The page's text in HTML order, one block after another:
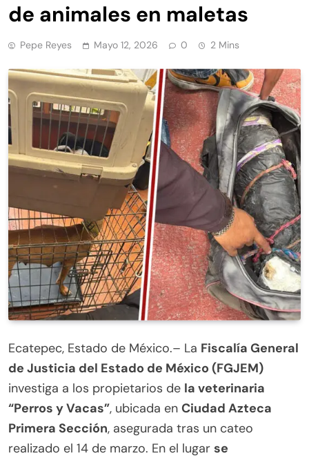
de animales en maletas
Pepe Reyes Mayo 12, 2026 0 2 Mins
Ecatepec, Estado de México.– La Fiscalía General
de Justicia del Estado de México (FGJEM)
investiga a los propietarios de la veterinaria
“Perros y Vacas”, ubicada en Ciudad Azteca
Primera Sección, asegurada tras un cateo
realizado el 14 de marzo. En el lugar se